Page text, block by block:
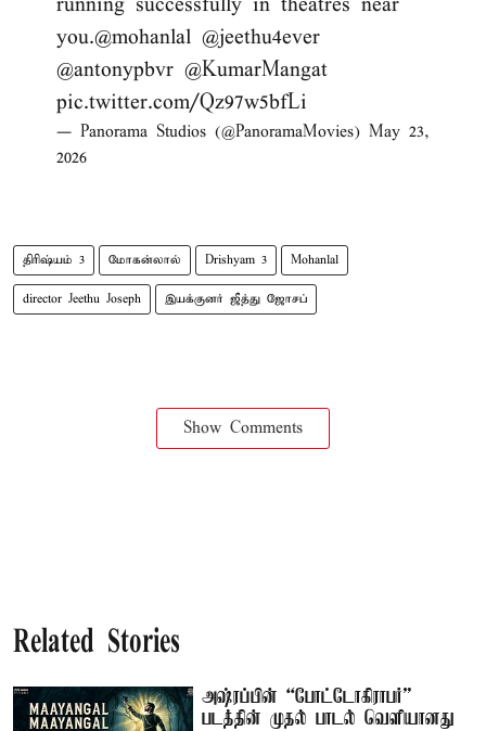
you.@mohanlal @jeethu4ever
@antonypbvr @KumarMangat
pic.twitter.com/Qz97w5bfLi
— Panorama Studios (@PanoramaMovies) May 23,
2026
திரிஷ்யம் 3 மோகன்லால் Drishyam 3 Mohanlal
director Jeethu Joseph இயக்குனர் ஜீத்து ஜோசப்
Show Comments
Related Stories
அஷ்ரப்பின் “போட்டோகிராபர்”
படத்தின் முதல் பாடல் வெளியானது